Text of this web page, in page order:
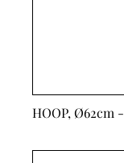
HOOP, Ø62cm -